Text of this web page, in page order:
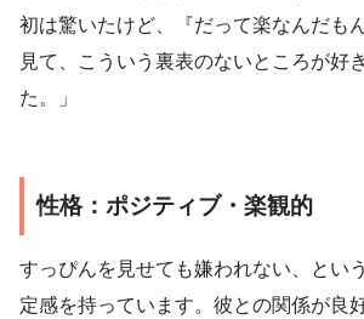
初は驚いたけど、『だって楽なんだも
見て、こういう裏表のないところが好
た。」
性格：ポジティブ・楽観的
すっぴんを見せても嫌われない、とい
定感を持っています。彼との関係が良